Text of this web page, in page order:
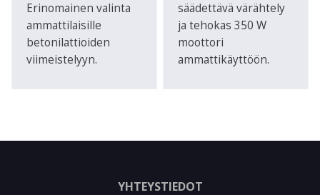
Erinomainen valinta
ammattilaisille
betonilattioiden
viimeistelyyn.
säädettävä värähtely
ja tehokas 350 W
moottori
ammattikäyttöön.
YHTEYSTIEDOT